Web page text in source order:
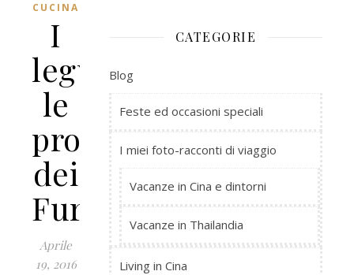
CUCINA
I
legumi,
le
proteine
dei
Furbi!!
Aprile
19, 2016
CATEGORIE
Blog
Feste ed occasioni speciali
I miei foto-racconti di viaggio
Vacanze in Cina e dintorni
Vacanze in Thailandia
Living in Cina